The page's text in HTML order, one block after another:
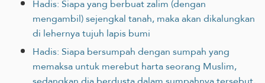
Hadis: Siapa yang berbuat zalim (dengan
mengambil) sejengkal tanah, maka akan dikalungkan
di lehernya tujuh lapis bumi
Hadis: Siapa bersumpah dengan sumpah yang
memaksa untuk merebut harta seorang Muslim,